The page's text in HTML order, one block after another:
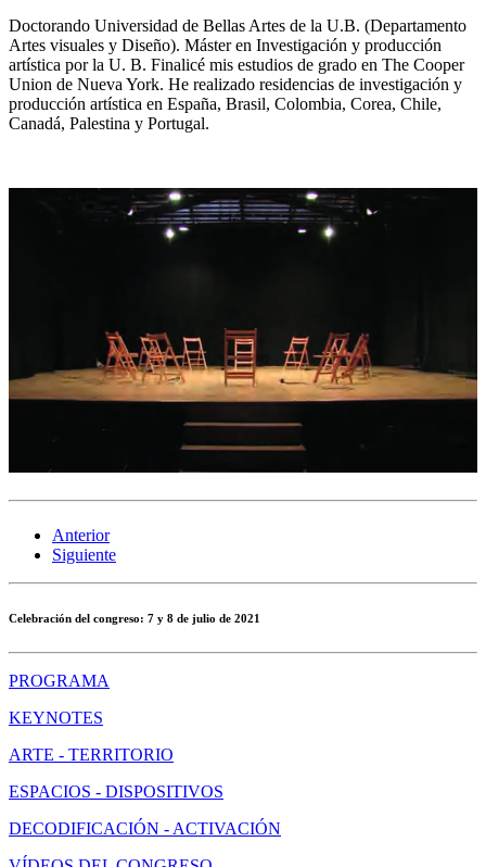
Doctorando Universidad de Bellas Artes de la U.B. (Departamento
Artes visuales y Diseño). Máster en Investigación y producción
artística por la U. B. Finalicé mis estudios de grado en The Cooper
Union de Nueva York. He realizado residencias de investigación y
producción artística en España, Brasil, Colombia, Corea, Chile,
Canadá, Palestina y Portugal.
Anterior
Siguiente
Celebración del congreso: 7 y 8 de julio de 2021
PROGRAMA
KEYNOTES
ARTE - TERRITORIO
ESPACIOS - DISPOSITIVOS
DECODIFICACIÓN - ACTIVACIÓN